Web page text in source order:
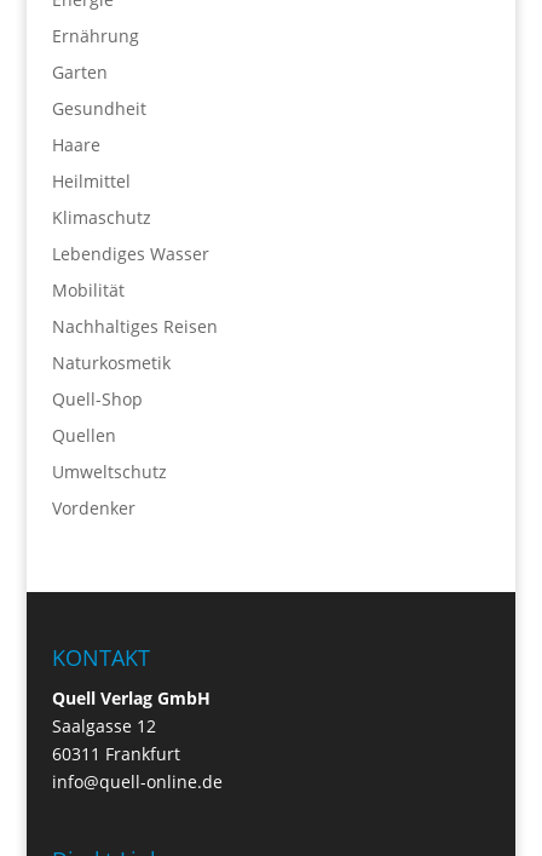
Ernährung
Garten
Gesundheit
Haare
Heilmittel
Klimaschutz
Lebendiges Wasser
Mobilität
Nachhaltiges Reisen
Naturkosmetik
Quell-Shop
Quellen
Umweltschutz
Vordenker
KONTAKT
Quell Verlag GmbH
Saalgasse 12
60311 Frankfurt
info@quell-online.de